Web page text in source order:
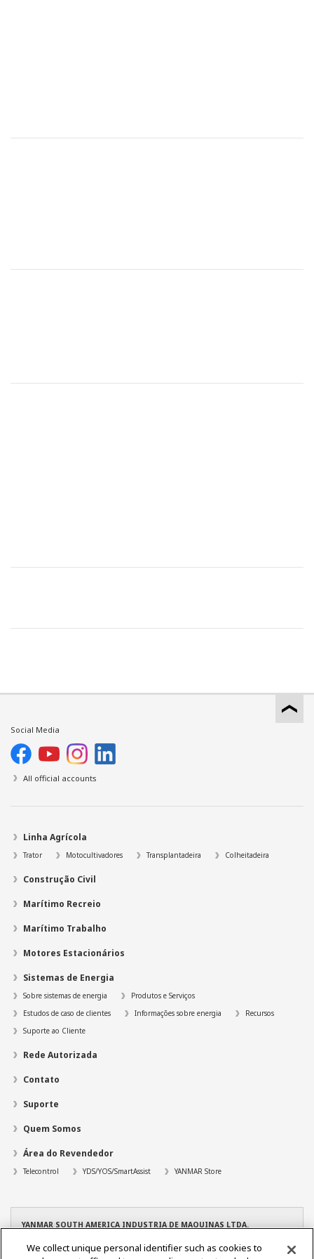
Social Media
All official accounts
Linha Agrícola
Trator Motocultivadores Transplantadeira Colheitadeira
Construção Civil
Marítimo Recreio
Marítimo Trabalho
Motores Estacionários
Sistemas de Energia
Sobre sistemas de energia
Produtos e Serviços
Estudos de caso de clientes
Informações sobre energia
Recursos
Suporte ao Cliente
Rede Autorizada
Contato
Suporte
Quem Somos
Área do Revendedor
Telecontrol YDS/YOS/SmartAssist YANMAR Store
YANMAR SOUTH AMERICA INDUSTRIA DE MAQUINAS LTDA.
TEL: +55 19 3801-9200
We collect unique personal identifier such as cookies to